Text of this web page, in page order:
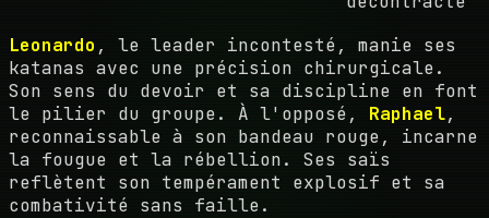
Leonardo , le leader incontesté, manie ses
katanas avec une précision chirurgicale.
Son sens du devoir et sa discipline en font
le pilier du groupe. À l'opposé, Raphael,
reconnaissable à son bandeau rouge, incarne
la fougue et la rébellion. Ses saïs
reflètent son tempérament explosif et sa
combativité sans faille.